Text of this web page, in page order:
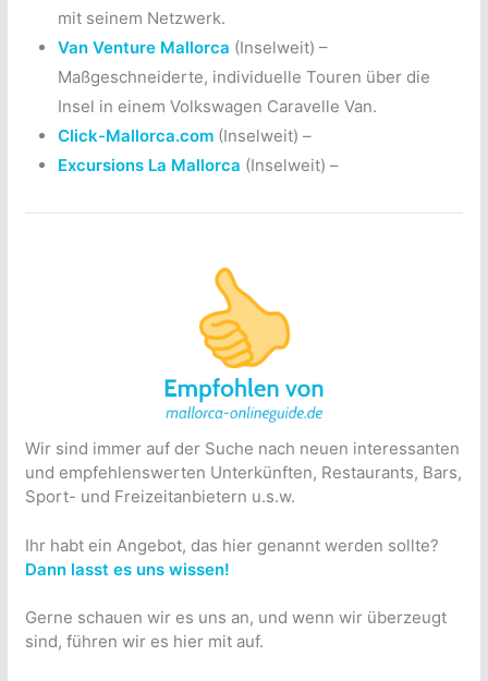
mit seinem Netzwerk.
Van Venture Mallorca (Inselweit) –
Maßgeschneiderte, individuelle Touren über die
Insel in einem Volkswagen Caravelle Van.
Click-Mallorca.com(Inselweit) –
Excursions La Mallorca (Inselweit) –
Wir sind immer auf der Suche nach neuen interessanten
und empfehlenswerten Unterkünften, Restaurants, Bars,
Sport- und Freizeitanbietern u.s.w.
Ihr habt ein Angebot, das hier genannt werden sollte?
Dann lasst es uns wissen!
Gerne schauen wir es uns an, und wenn wir überzeugt
sind, führen wir es hier mit auf.